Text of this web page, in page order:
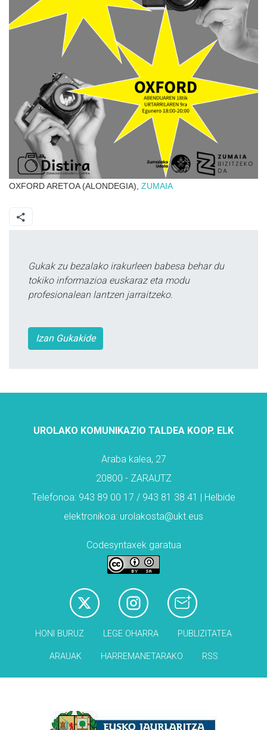
OXFORD ARETOA (ALONDEGIA), ZUMAIA
Gukak zu bezalako irakurleen babesa behar du
tokiko informazioa euskaraz eta modu
profesionalean lantzen jarraitzeko.
Izan Gukakide
UROLAKO KOMUNIKAZIO TALDEA KOOP. ELK
Araba kalea, 27
20800 - ZARAUTZ
Telefonoa: 943 89 00 17 / 943 81 38 41 | Helbide
elektronikoa: urolakosta@ukt.eus
Codesyntaxek garatua
HONI BURUZ LEGE OHARRA PUBLIZITATEA
ARAUAK HARREMANETARAKO RSS